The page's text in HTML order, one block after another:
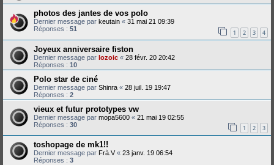
photos des jantes de vos polo
Dernier message par keutain « 31 mai 21 09:39
Réponses : 51 1 2 3 4
Joyeux anniversaire fiston
Dernier message par lozoic « 28 févr. 20 20:42
Réponses : 10
Polo star de ciné
Dernier message par Shinra « 28 juil. 19 19:47
Réponses : 2
vieux et futur prototypes vw
Dernier message par mopa5600 « 21 mai 19 02:55
Réponses : 30 1 2 3
toshopage de mk1!!
Dernier message par Frà.V« 23 janv. 19 06:54
Réponses : 3